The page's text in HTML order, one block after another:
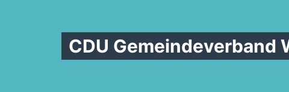
CDU Gemeindeverband